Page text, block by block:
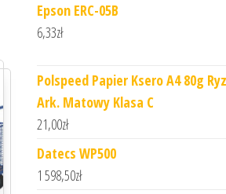
Epson ERC-05B
6,33zł
Polspeed Papier Ksero A4 80g
Ark. Matowy Klasa C
21,00zł
Datecs WP500
1 598,50zł